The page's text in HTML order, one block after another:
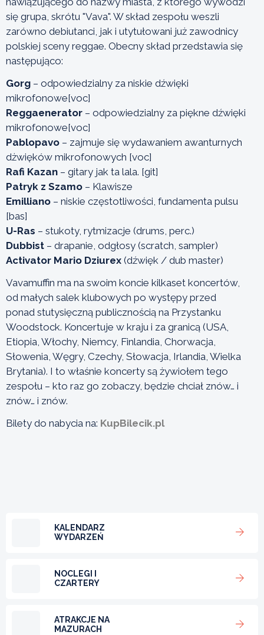
się grupa, skrótu "Vava". W skład zespołu weszli
zarówno debiutanci, jak i utytułowani już zawodnicy
polskiej sceny reggae. Obecny skład przedstawia się
następująco:
Gorg – odpowiedzialny za niskie dźwięki
mikrofonowe[voc]
Reggaenerator – odpowiedzialny za piękne dźwięki
mikrofonowe[voc]
Pablopavo – zajmuje się wydawaniem awanturnych
dżwięków mikrofonowych [voc]
Rafi Kazan – gitary jak ta lala. [git]
Patryk z Szamo – Klawisze
Emilliano – niskie częstotliwości, fundamenta pulsu
[bas]
U-Ras – stukoty, rytmizacje (drums, perc.)
Dubbist – drapanie, odgłosy (scratch, sampler)
Activator Mario Dziurex (dźwięk / dub master)
Vavamuffin ma na swoim koncie kilkaset koncertów,
od małych salek klubowych po występy przed
ponad stutysięczną publicznością na Przystanku
Woodstock. Koncertuje w kraju i za granicą (USA,
Etiopia, Włochy, Niemcy, Finlandia, Chorwacja,
Słowenia, Węgry, Czechy, Słowacja, Irlandia, Wielka
Brytania). I to właśnie koncerty są żywiołem tego
zespołu – kto raz go zobaczy, będzie chciał znów… i
znów… i znów.
Bilety do nabycia na: KupBilecik.pl
KALENDARZ
WYDARZEŃ
NOCLEGI I
CZARTERY
ATRAKCJE NA
MAZURACH